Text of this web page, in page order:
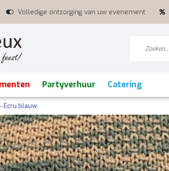
Volledige ontzorging van uw evenement
Partyverhuur Catering
Ecru blauw